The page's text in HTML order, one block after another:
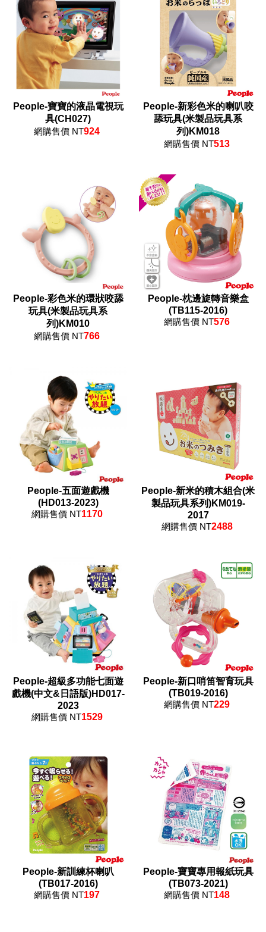
People-寶寶的液晶電視玩
具(CH027)
網購售價 NT924
People-新彩色米的喇叭咬
舔玩具(米製品玩具系
列)KM018
網購售價 NT513
People-彩色米的環狀咬舔
玩具(米製品玩具系
列)KM010
網購售價 NT766
People-枕邊旋轉音樂盒
(TB115-2016)
網購售價 NT576
People-五面遊戲機
(HD013-2023)
網購售價 NT1170
People-新米的積木組合(米
製品玩具系列)KM019-
2017
網購售價 NT2488
People-超級多功能七面遊
戲機(中文&日語版)HD017-
2023
網購售價 NT1529
People-新口哨笛智育玩具
(TB019-2016)
網購售價 NT229
People-新訓練杯喇叭
(TB017-2016)
網購售價 NT197
People-寶寶專用報紙玩具
(TB073-2021)
網購售價 NT148